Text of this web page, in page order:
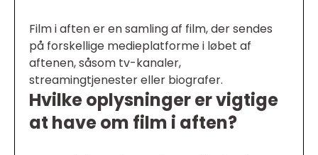
Film i aften er en samling af film, der sendes
på forskellige medieplatforme i løbet af
aftenen, såsom tv-kanaler,
streamingtjenester eller biografer.
Hvilke oplysninger er vigtige
at have om film i aften?